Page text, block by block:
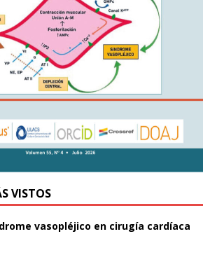
VISTOS
vasopléjico en cirugía cardíaca